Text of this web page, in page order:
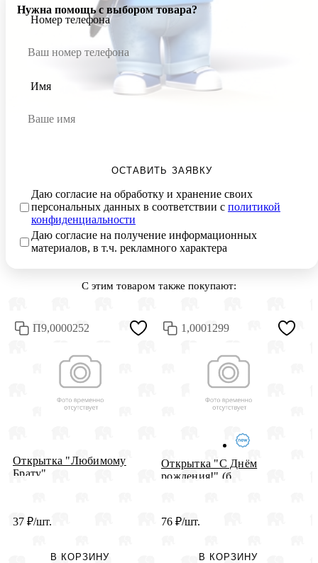
Нужна помощь с выбором товара?
Номер телефона
Имя
ОСТАВИТЬ ЗАЯВКУ
Даю согласие на обработку и хранение своих
персональных данных в соответствии с политикой
конфиденциальности
Даю согласие на получение информационных
материалов, в т.ч. рекламного характера
С этим товаром также покупают:
П9,0000252
Открытка "Любимому
Брату"
37 ₽/шт.
В КОРЗИНУ
1,0001299
Открытка "С Днём
рождения!" (б...
76 ₽/шт.
В КОРЗИНУ